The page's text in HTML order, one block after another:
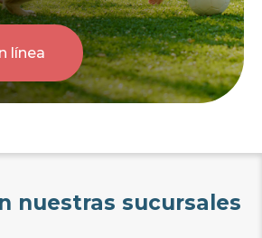
línea
nuestras sucursales